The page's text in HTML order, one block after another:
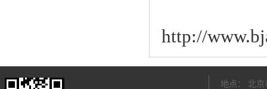
http://
地点： 北